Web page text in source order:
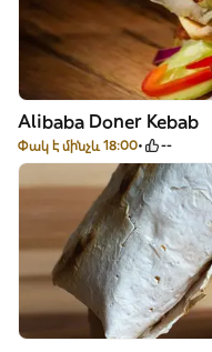
Alibaba Doner Kebab
Փակ է մինչև 18:00 --